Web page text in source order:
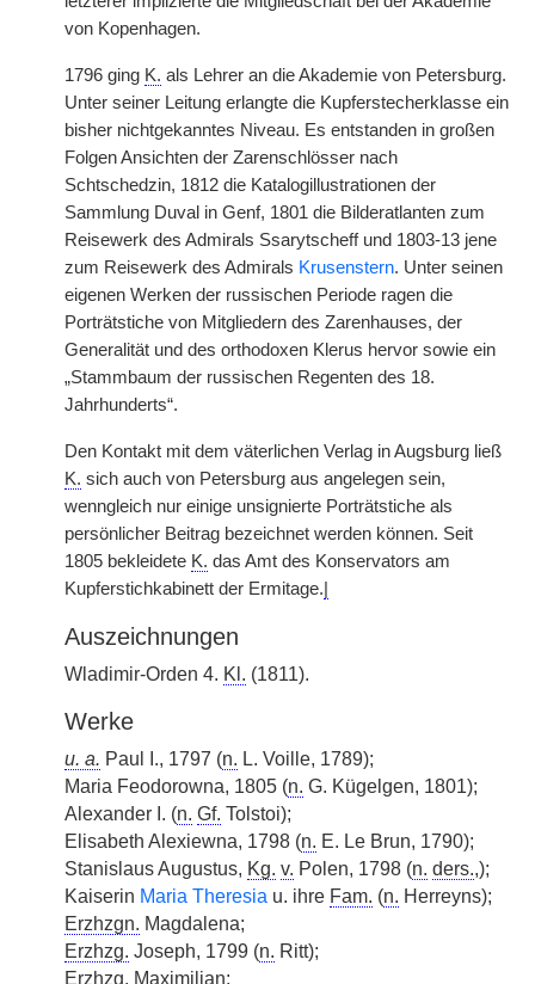
von Kopenhagen.
1796 ging K. als Lehrer an die Akademie von Petersburg.
Unter seiner Leitung erlangte die Kupferstecherklasse ein
bisher nichtgekanntes Niveau. Es entstanden in großen
Folgen Ansichten der Zarenschlösser nach
Schtschedzin, 1812 die Katalogillustrationen der
Sammlung Duval in Genf, 1801 die Bilderatlanten zum
Reisewerk des Admirals Ssarytscheff und 1803-13 jene
zum Reisewerk des Admirals Krusenstern. Unter seinen
eigenen Werken der russischen Periode ragen die
Porträtstiche von Mitgliedern des Zarenhauses, der
Generalität und des orthodoxen Klerus hervor sowie ein
„Stammbaum der russischen Regenten des 18.
Jahrhunderts“.
Den Kontakt mit dem väterlichen Verlag in Augsburg ließ
K. sich auch von Petersburg aus angelegen sein,
wenngleich nur einige unsignierte Porträtstiche als
persönlicher Beitrag bezeichnet werden können. Seit
1805 bekleidete K. das Amt des Konservators am
Kupferstichkabinett der Ermitage.
Auszeichnungen
Wladimir-Orden 4. Kl. (1811).
Werke
u. a. Paul I., 1797 (n. L. Voille, 1789);
Maria Feodorowna, 1805 (n. G. Kügelgen, 1801);
Alexander I. (n. Gf. Tolstoi);
Elisabeth Alexiewna, 1798 (n. E. Le Brun, 1790);
Stanislaus Augustus, Kg. v. Polen, 1798 (n. ders.,);
Kaiserin Maria Theresia u. ihre Fam. (n. Herreyns);
Erzhzgn. Magdalena;
Erzhzg. Joseph, 1799 (n. Ritt);
Erzhzg. Maximilian;